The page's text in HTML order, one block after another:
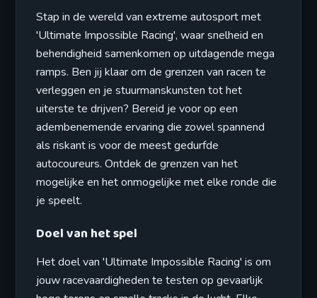
Stap in de wereld van extreme autosport met
'Ultimate Impossible Racing', waar snelheid en
behendigheid samenkomen op uitdagende mega
ramps. Ben jij klaar om de grenzen van racen te
verleggen en je stuurmanskunsten tot het
uiterste te drijven? Bereid je voor op een
adembenemende ervaring die zowel spannend
als riskant is voor de meest gedurfde
autocoureurs. Ontdek de grenzen van het
mogelijke en het onmogelijke met elke ronde die
je speelt.
Doel van het spel
Het doel van 'Ultimate Impossible Racing' is om
jouw racevaardigheden te testen op gevaarlijk